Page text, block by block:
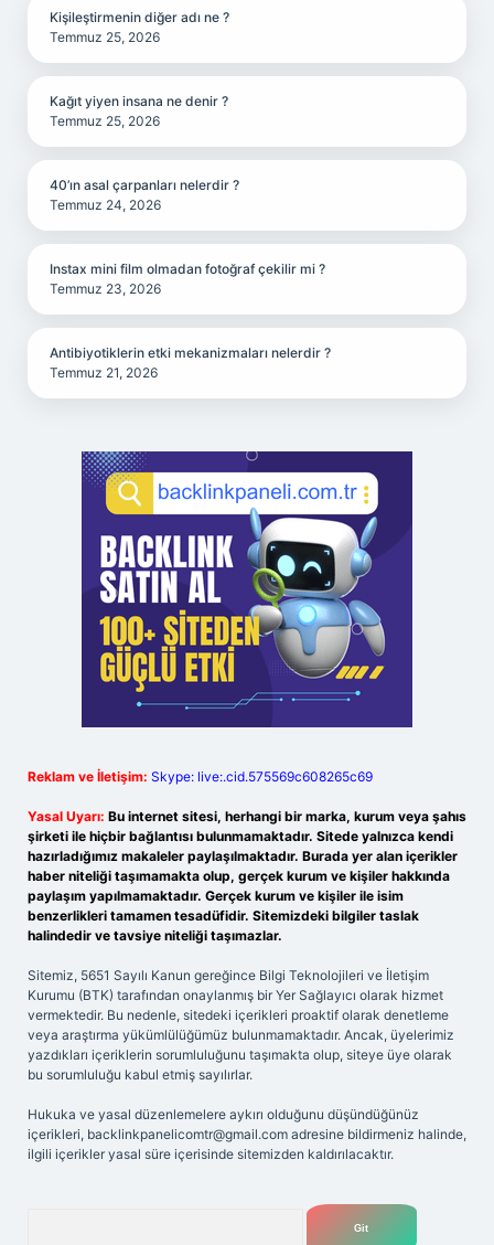
Kişileştirmenin diğer adı ne ?
Temmuz 25, 2026
Kağıt yiyen insana ne denir ?
Temmuz 25, 2026
40’ın asal çarpanları nelerdir ?
Temmuz 24, 2026
Instax mini film olmadan fotoğraf çekilir mi ?
Temmuz 23, 2026
Antibiyotiklerin etki mekanizmaları nelerdir ?
Temmuz 21, 2026
Reklam ve İletişim: Skype: live:.cid.575569c608265c69
Yasal Uyarı: Bu internet sitesi, herhangi bir marka, kurum veya şahıs
şirketi ile hiçbir bağlantısı bulunmamaktadır. Sitede yalnızca kendi
hazırladığımız makaleler paylaşılmaktadır. Burada yer alan içerikler
haber niteliği taşımamakta olup, gerçek kurum ve kişiler hakkında
paylaşım yapılmamaktadır. Gerçek kurum ve kişiler ile isim
benzerlikleri tamamen tesadüfidir. Sitemizdeki bilgiler taslak
halindedir ve tavsiye niteliği taşımazlar.
Sitemiz, 5651 Sayılı Kanun gereğince Bilgi Teknolojileri ve İletişim
Kurumu (BTK) tarafından onaylanmış bir Yer Sağlayıcı olarak hizmet
vermektedir. Bu nedenle, sitedeki içerikleri proaktif olarak denetleme
veya araştırma yükümlülüğümüz bulunmamaktadır. Ancak, üyelerimiz
yazdıkları içeriklerin sorumluluğunu taşımakta olup, siteye üye olarak
bu sorumluluğu kabul etmiş sayılırlar.
Hukuka ve yasal düzenlemelere aykırı olduğunu düşündüğünüz
içerikleri, backlinkpanelicomtr@gmail.com adresine bildirmeniz halinde,
ilgili içerikler yasal süre içerisinde sitemizden kaldırılacaktır.